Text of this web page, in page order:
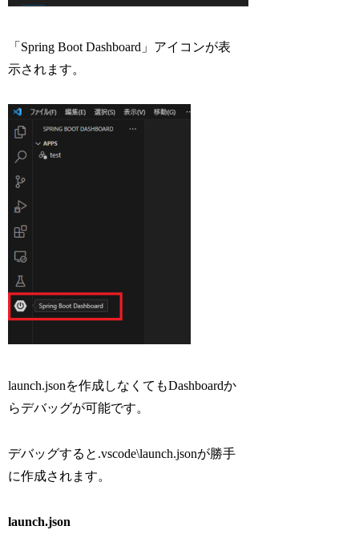
「Spring Boot Dashboard」アイコンが表
示されます。
launch.jsonを作成しなくてもDashboardか
らデバッグが可能です。
デバッグすると.vscode\launch.jsonが勝手
に作成されます。
launch.json